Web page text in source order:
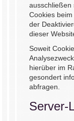
ausschließen
Cookies
der
dieser
Soweit
hierüber im
gesondert
abfragen.
Server-